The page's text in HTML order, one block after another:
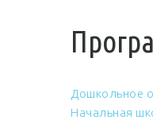
Дошкольное
Начальная